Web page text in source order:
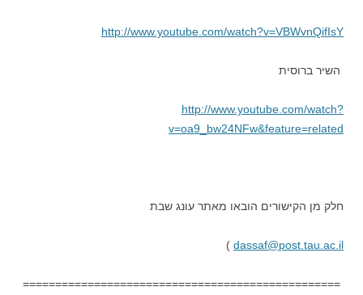
http://www.youtube.com/watch?v=VBWvnQifIsY
השיר ברוסית
http://www.youtube.com/watch?
v=oa9_bw24NFw&feature=related
חלק מן הקישורים הובאו מאתר עונג שבת
dassaf@post.tau.ac.il
)
=================================================